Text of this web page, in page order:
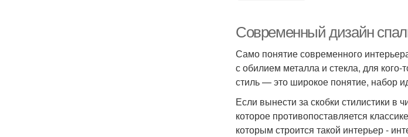
Современный дизайн
Само понятие современного
с обилием металла и стекла, для
стиль — это широкое понятие, набор
Если вынести за скобки стилистики в
которое противопоставляется
которым строится такой интерьер -